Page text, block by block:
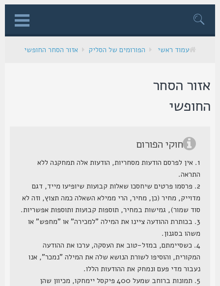
עמוד ראשי הפורומים של הסליק אזור הסחר החופשי
הסחר
חוקי הפורום
1. אין לפרסם הודעות מסחריות, הודעות אלה תמחקנה ללא
התראה.
2. פרסמו פרטים שיחסכו שאלות קבועות שיופיעו מייד, דגם
מדוייק, מחיר (כן, מחיר, הרי ממילא השאלה כמה תצוץ, וזה לא
סוד שמור), גמישות במחיר, תוספות קבועות ותוספות אפשריות.
3. בכותרת ההודעה ציינו את המילה "למכירה" או "מחפש" או
משהו בסגנון.
4. כשסיימתם, במזל-טוב את העסקה, ערכו את ההודעה
המקורית, והוסיפו לשורת הנושא שלה את המילה "נמכר", אנו
נעבור מדי פעם ונמחק את ההודעות הללו.
5. תמונות ברוחב שמעל 400 פיקסל יימחקו, מכיוון שהן